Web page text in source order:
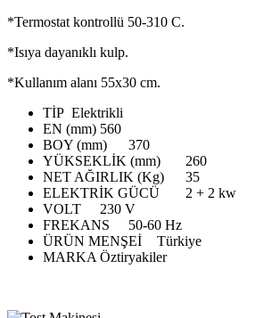
*Termostat kontrollü 50-310 C.
*Isıya dayanıklı kulp.
*Kullanım alanı 55x30 cm.
TİP Elektrikli
EN (mm) 560
BOY (mm)
370
YÜKSEKLİK (mm)
260
NET AĞIRLIK (Kg)
35
ELEKTRİK GÜCÜ
2 + 2 kw
VOLT
230 V
FREKANS
50-60 Hz
ÜRÜN MENŞEİ
Türkiye
MARKA Öztiryakiler